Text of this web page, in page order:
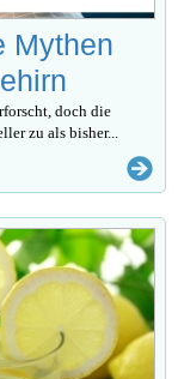
Mythen
doch die
zu als bisher...